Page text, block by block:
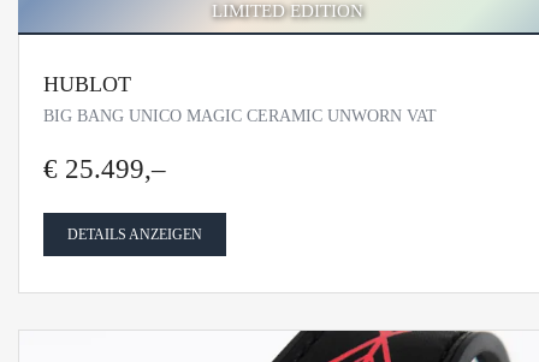
LIMITED EDITION
HUBLOT
BIG BANG UNICO MAGIC CERAMIC UNWORN VAT
€ 25.499,–
DETAILS ANZEIGEN